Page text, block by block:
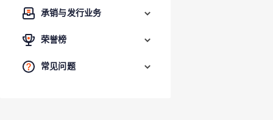
承销与发行业务
荣誉榜
常见问题